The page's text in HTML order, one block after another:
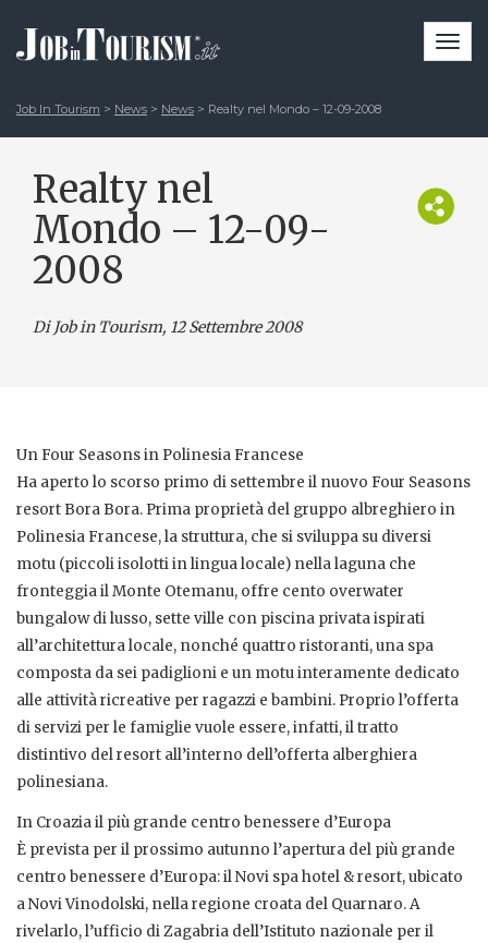
Job In Tourism > News > News > Realty nel Mondo – 12-09-2008
Realty nel
Mondo – 12-09-
2008
Di Job in Tourism, 12 Settembre 2008
Un Four Seasons in Polinesia Francese
Ha aperto lo scorso primo di settembre il nuovo Four Seasons
resort Bora Bora. Prima proprietà del gruppo albreghiero in
Polinesia Francese, la struttura, che si sviluppa su diversi
motu (piccoli isolotti in lingua locale) nella laguna che
fronteggia il Monte Otemanu, offre cento overwater
bungalow di lusso, sette ville con piscina privata ispirati
all’architettura locale, nonché quattro ristoranti, una spa
composta da sei padiglioni e un motu interamente dedicato
alle attività ricreative per ragazzi e bambini. Proprio l’offerta
di servizi per le famiglie vuole essere, infatti, il tratto
distintivo del resort all’interno dell’offerta alberghiera
polinesiana.
In Croazia il più grande centro benessere d’Europa
È prevista per il prossimo autunno l’apertura del più grande
centro benessere d’Europa: il Novi spa hotel & resort, ubicato
a Novi Vinodolski, nella regione croata del Quarnaro. A
rivelarlo, l’ufficio di Zagabria dell’Istituto nazionale per il